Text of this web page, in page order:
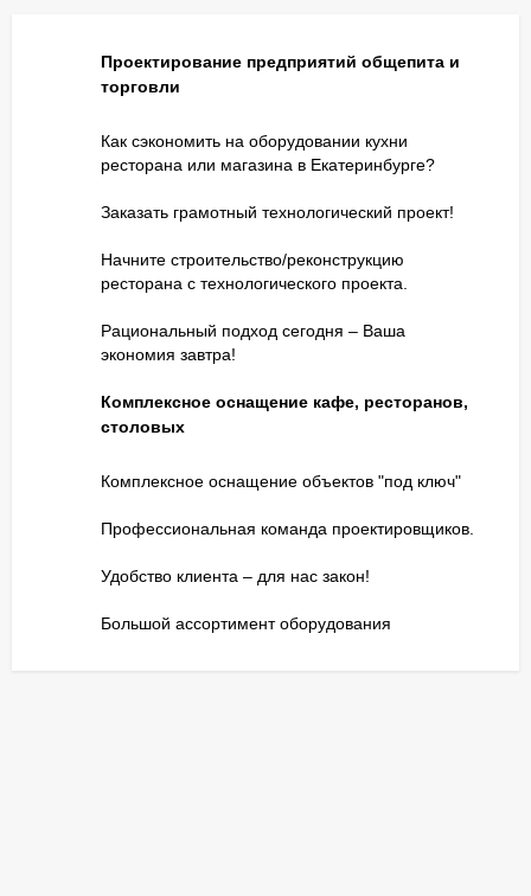
Проектирование предприятий общепита и
торговли
Как сэкономить на оборудовании кухни
ресторана или магазина в Екатеринбурге?
Заказать грамотный технологический проект!
Начните строительство/реконструкцию
ресторана с технологического проекта.
Рациональный подход сегодня – Ваша
экономия завтра!
Комплексное оснащение кафе, ресторанов,
столовых
Комплексное оснащение объектов "под ключ"
Профессиональная команда проектировщиков.
Удобство клиента – для нас закон!
Большой ассортимент оборудования